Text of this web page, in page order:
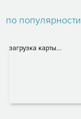
по популярности
загрузка карты...